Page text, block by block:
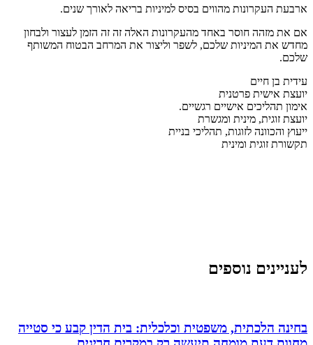
ארבעת העקרונות מהווים בסיס למיניות בריאה לאורך שנים.
אם את מזהה חוסר באחד מהעקרונות האלה זה זה הזמן לעצור ולבחון
מחדש את המיניות שלכם, לשפר וליצור את המרחב הבטוח המשותף
שלכם.
עידית בן חיים
יועצת אישית פרטנית
אימון תהליכים אישיים רגשיים.
יועצת זוגית, מינית ומגשרת
ייעוץ והכוונה לזוגות, תהליכי בניית
תקשורת זוגית ומינית
לעניינים נוספים
בחינה הלכתית, משפטית וכלכלית: בית הדין קבע כי סטייה